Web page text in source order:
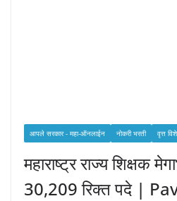
आपले सरकार - महा-ऑनलाईन नोकरी भरती वृत्त
महाराष्ट्र राज्य शिक्षक
30,209 रिक्त पदे |